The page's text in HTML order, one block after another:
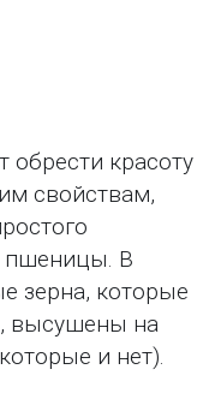
обрести красоту
свойствам,
пшеницы. В
зерна, которые
высушены на
и нет).